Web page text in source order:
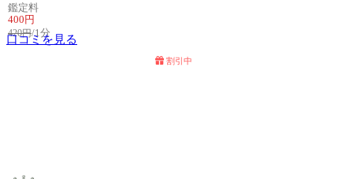
鑑定料
400円
420円/1分
口コミを見る
割引中